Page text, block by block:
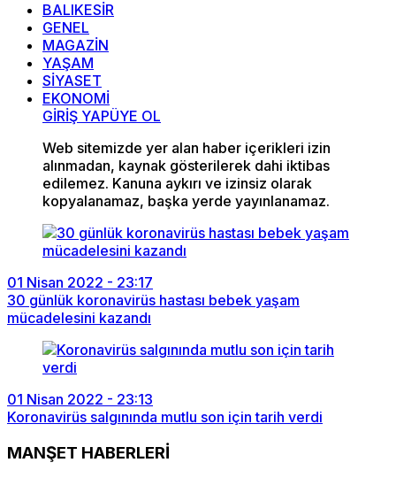
BALIKESİR
GENEL
MAGAZİN
YAŞAM
SİYASET
EKONOMİ
GİRİŞ YAPÜYE OL
Web sitemizde yer alan haber içerikleri izin
alınmadan, kaynak gösterilerek dahi iktibas
edilemez. Kanuna aykırı ve izinsiz olarak
kopyalanamaz, başka yerde yayınlanamaz.
01 Nisan 2022 - 23:17
30 günlük koronavirüs hastası bebek yaşam
mücadelesini kazandı
01 Nisan 2022 - 23:13
Koronavirüs salgınında mutlu son için tarih verdi
MANŞET HABERLERİ